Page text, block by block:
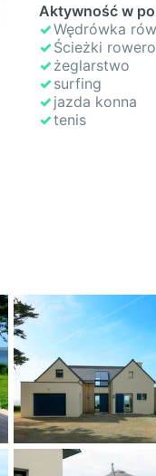
Aktywność w
Wędrówka
Ścieżki
żeglarstwo
surfing
jazda konna
tenis